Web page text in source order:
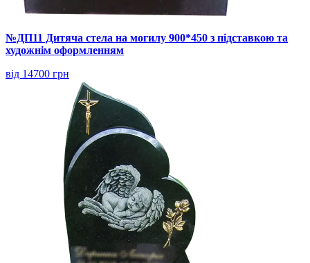
№ДП11 Дитяча стела на могилу 900*450 з підставкою та
художнім оформленням
від 14700 грн